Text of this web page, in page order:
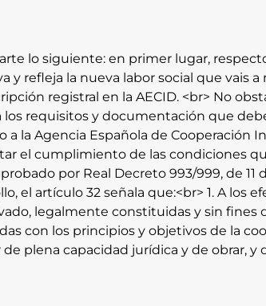
lo siguiente: en primer lugar,
refleja la nueva labor social que vais
registral en la AECID. <br> No
requisitos y documentación que
la Agencia Española de Cooperación
el cumplimiento de las condiciones
por Real Decreto 993/999, de
el artículo 32 señala que:<br> 1. A
legalmente constituidas y sin
con los principios y objetivos de la
plena capacidad jurídica y de obrar,